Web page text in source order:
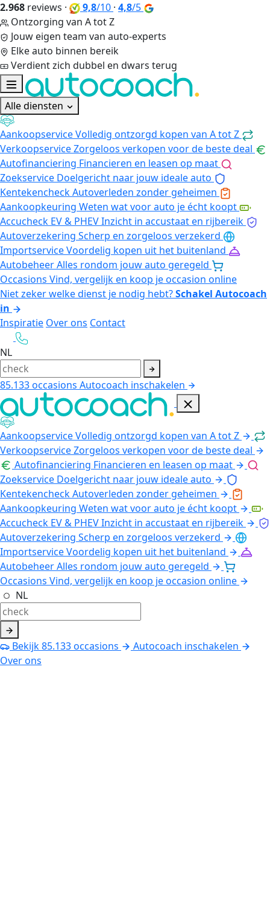
2.968 reviews · 9,8/10 · 4,8/5
Ontzorging van A tot Z
Jouw eigen team van auto-experts
Elke auto binnen bereik
Verdient zich dubbel en dwars terug
Alle diensten
AankoopserviceVolledig ontzorgd kopen van A tot Z
VerkoopserviceZorgeloos verkopen voor de beste deal
Autofinanciering Financieren en leasen op maat
Zoekservice Doelgericht naar jouw ideale auto
KentekencheckAutoverleden zonder geheimen
Aankoopkeuring Weten wat voor auto je écht koopt
Accucheck EV & PHEVInzicht in accustaat en rijbereik
Autoverzekering Scherp en zorgeloos verzekerd
ImportserviceVoordelig kopen uit het buitenland
AutobeheerAlles rondom jouw auto geregeld
Occasions Vind, vergelijk en koop je occasion online
Niet zeker welke dienst je nodig hebt?Schakel Autocoach
in
Inspiratie Over ons Contact
NL
85.133occasions Autocoach inschakelen
AankoopserviceVolledig ontzorgd kopen van A tot Z
VerkoopserviceZorgeloos verkopen voor de beste deal
Autofinanciering Financieren en leasen op maat
Zoekservice Doelgericht naar jouw ideale auto
KentekencheckAutoverleden zonder geheimen
Aankoopkeuring Weten wat voor auto je écht koopt
Accucheck EV & PHEVInzicht in accustaat en rijbereik
Autoverzekering Scherp en zorgeloos verzekerd
ImportserviceVoordelig kopen uit het buitenland
AutobeheerAlles rondom jouw auto geregeld
Occasions Vind, vergelijk en koop je occasion online
NL
Bekijk85.133occasions
Autocoach inschakelen
Over ons